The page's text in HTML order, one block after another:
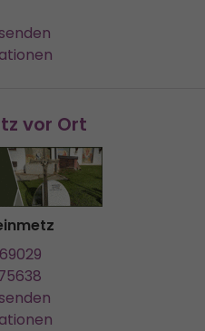
vor Ort